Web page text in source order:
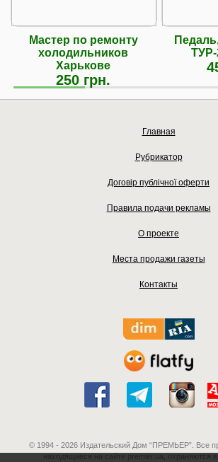
Мастер по ремонту
холодильников
Харькове
250 грн.
Главная
Рубрикатор
Договір публічної оферти
Правила подачи рекламы
О проекте
Места продажи газеты
Контакты
© 1994 - 2026 Издательский Дом “ПРЕМЬЕР”. Все
находящиеся на сайте premier.ua, охраняются в